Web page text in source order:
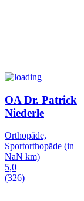
OA Dr. Patrick
Niederle
Orthopäde,
Sportorthopäde (in
NaN km)
5,0
(326)